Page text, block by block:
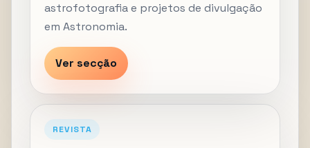
astrofotografia e projetos de divulgação
em Astronomia.
Ver secção
REVISTA